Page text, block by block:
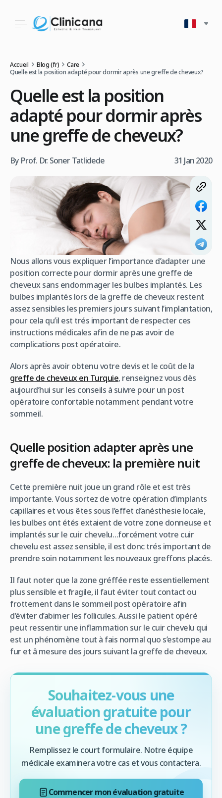
Accueil Blog (fr)
Care
Quelle est la position adapté pour dormir après une greffe de cheveux?
Quelle est la position
adapté pour dormir après
une greffe de cheveux?
By Prof. Dr. Soner Tatlidede 31 Jan 2020
Nous allons vous expliquer l’importance d’adapter une
position correcte pour dormir après une greffe de
cheveux sans endommager les bulbes implantés. Les
bulbes implantés lors de la greffe de cheveux restent
assez sensibles les premiers jours suivant l’implantation,
pour cela qu’il est trés important de respecter ces
instructions médicales afin de ne pas avoir de
complications post opératoire.
Alors après avoir obtenu votre devis et le coût de la
greffe de cheveux en Turquie, renseignez vous dès
aujourd’hui sur les conseils à suivre pour un post
opératoire confortable notamment pendant votre
sommeil.
Quelle position adapter après une
greffe de cheveux: la première nuit
Cette première nuit joue un grand rôle et est très
importante. Vous sortez de votre opération d’implants
capillaires et vous êtes sous l’effet d’anésthesie locale,
les bulbes ont étés extaient de votre zone donneuse et
implantés sur le cuir chevelu…forcément votre cuir
chevelu est assez sensible, il est donc trés important de
prendre soin notamment les nouveaux greffons placés.
Il faut noter que la zone gréffée reste essentiellement
plus sensible et fragile, il faut éviter tout contact ou
frottement dans le sommeil post opératoire afin
d’éviter d’abimer les follicules. Aussi le patient opéré
peut ressentir une inflammation sur le cuir chevelu qui
est un phénomène tout à fais normal quo s’estompe au
fur et â mesure des jours suivant la greffe de cheveux.
Souhaitez-vous une
évaluation gratuite pour
une greffe de cheveux ?
Remplissez le court formulaire. Notre équipe
médicale examinera votre cas et vous contactera.
Commencer mon évaluation gratuite